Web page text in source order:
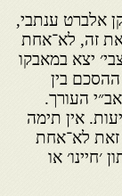
אלברט ענתבי,
את זה, לא־אחת
יצא במאבקו
בין
העורך.
אין תימה
זאת לא־אחת
או